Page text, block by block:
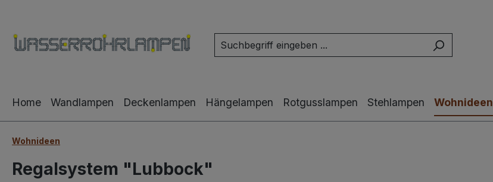
Home Wandlampen Deckenlampen Hängelampen Rotgusslampen Stehlampen Wohnideen
Wohnideen
Regalsystem "Lubbock"